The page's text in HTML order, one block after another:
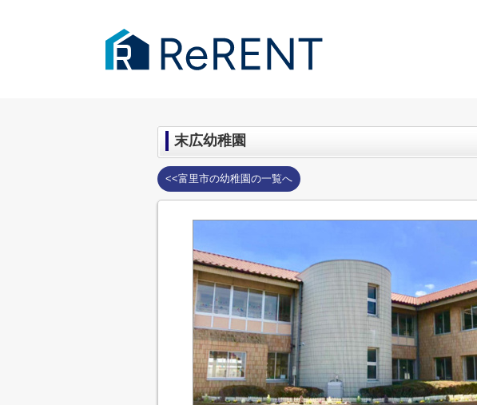
末広幼稚園
<<富里市の幼稚園の一覧へ